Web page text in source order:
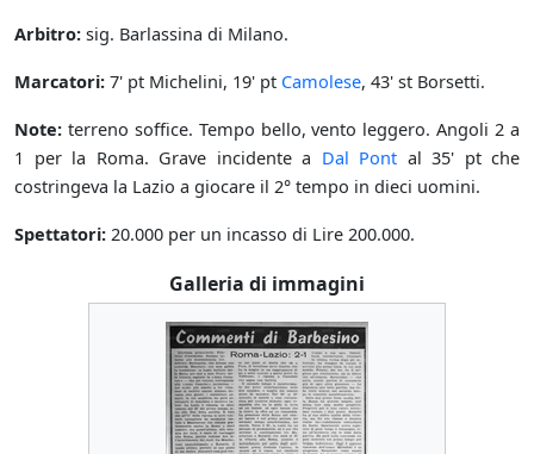
Arbitro: sig. Barlassina di Milano.
Marcatori: 7' pt Michelini, 19' pt Camolese, 43' st Borsetti.
Note: terreno soffice. Tempo bello, vento leggero. Angoli 2 a
1 per la Roma. Grave incidente a Dal Pont al 35' pt che
costringeva la Lazio a giocare il 2° tempo in dieci uomini.
Spettatori: 20.000 per un incasso di Lire 200.000.
Galleria di immagini